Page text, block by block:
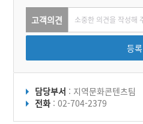
고객의견
등록
담당부서 : 지역문화콘텐츠팀
전화 : 02-704-2379